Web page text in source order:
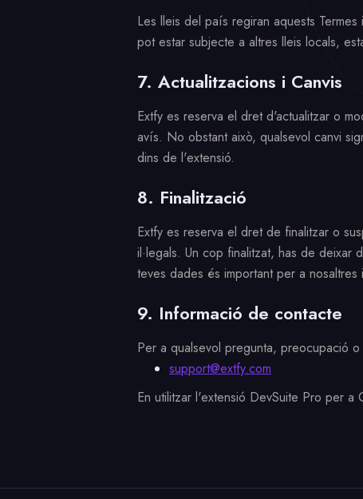
Les lleis del país regiran aquests
pot estar subjecte a altres lleis locals,
7. Actualitzacions i Canvis
Extfy es reserva el dret d'actualitzar o
avís. No obstant això, qualsevol canvi
dins de l'extensió.
8. Finalització
Extfy es reserva el dret de finalitzar o
il·legals. Un cop finalitzat, has de
teves dades és important per a
9. Informació de contacte
Per a qualsevol pregunta, preocupació
support@extfy.com
En utilitzar l'extensió DevSuite Pro per a